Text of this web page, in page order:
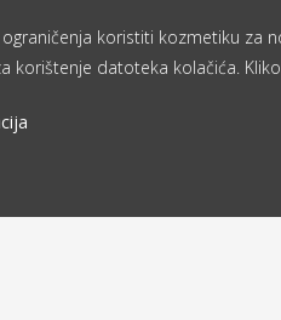
koristiti kozmetiku za
korištenje datoteka kolačića.